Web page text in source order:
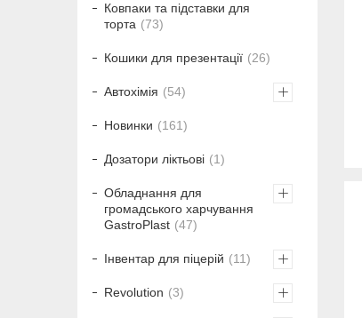
Ковпаки та підставки для
торта
73
Кошики для презентації 26
Автохімія 54
Новинки 161
Дозатори ліктьові 1
Обладнання для
громадського харчування
GastroPlast
47
Інвентар для піцерій 11
Revolution 3